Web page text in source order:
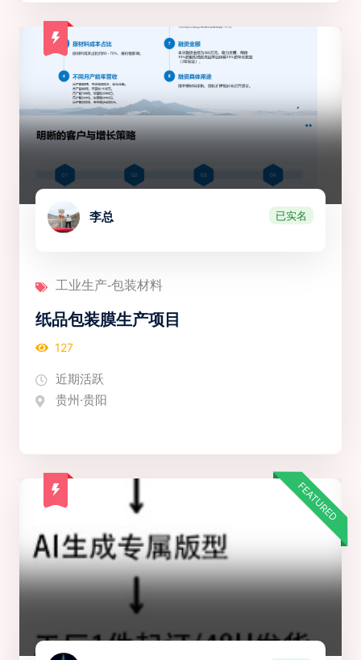
李总 已实名
工业生产-包装材料
纸品包装膜生产项目
127
近期活跃
贵州·贵阳
FEATURED